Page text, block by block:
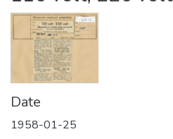
About us
Date
1958-01-25